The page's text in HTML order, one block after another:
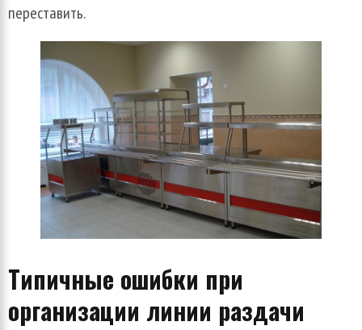
переставить.
Типичные ошибки при
организации линии раздачи